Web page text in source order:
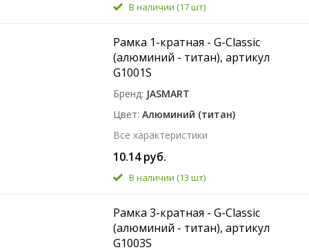
В наличии (17 шт)
Рамка 1-кратная - G-Classic
(алюминий - титан), артикул
G1001S
Бренд JASMART
Цвет Алюминий (титан)
Все характеристики
10.14 руб.
В наличии (13 шт)
Рамка 3-кратная - G-Classic
(алюминий - титан), артикул
G1003S